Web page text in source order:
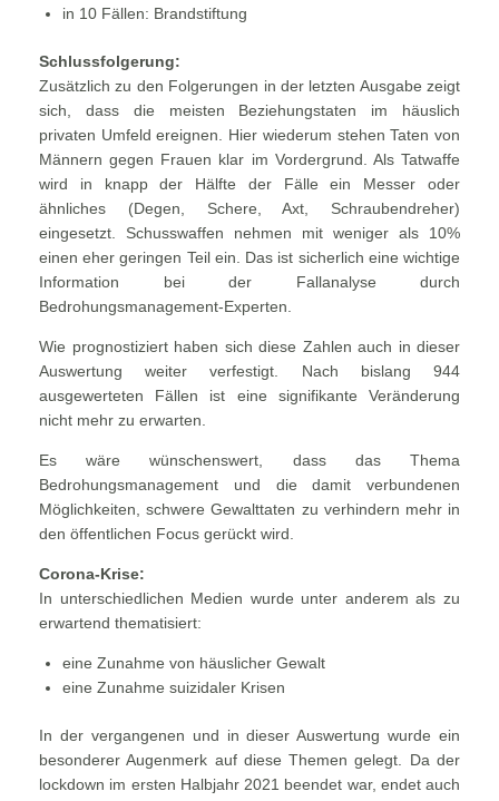
in 10 Fällen: Brandstiftung
Schlussfolgerung:
Zusätzlich zu den Folgerungen in der letzten Ausgabe zeigt
sich, dass die meisten Beziehungstaten im häuslich
privaten Umfeld ereignen. Hier wiederum stehen Taten von
Männern gegen Frauen klar im Vordergrund. Als Tatwaffe
wird in knapp der Hälfte der Fälle ein Messer oder
ähnliches (Degen, Schere, Axt, Schraubendreher)
eingesetzt. Schusswaffen nehmen mit weniger als 10%
einen eher geringen Teil ein. Das ist sicherlich eine wichtige
Information bei der Fallanalyse durch
Bedrohungsmanagement-Experten.
Wie prognostiziert haben sich diese Zahlen auch in dieser
Auswertung weiter verfestigt. Nach bislang 944
ausgewerteten Fällen ist eine signifikante Veränderung
nicht mehr zu erwarten.
Es wäre wünschenswert, dass das Thema
Bedrohungsmanagement und die damit verbundenen
Möglichkeiten, schwere Gewalttaten zu verhindern mehr in
den öffentlichen Focus gerückt wird.
Corona-Krise:
In unterschiedlichen Medien wurde unter anderem als zu
erwartend thematisiert:
eine Zunahme von häuslicher Gewalt
eine Zunahme suizidaler Krisen
In der vergangenen und in dieser Auswertung wurde ein
besonderer Augenmerk auf diese Themen gelegt. Da der
lockdown im ersten Halbjahr 2021 beendet war, endet auch